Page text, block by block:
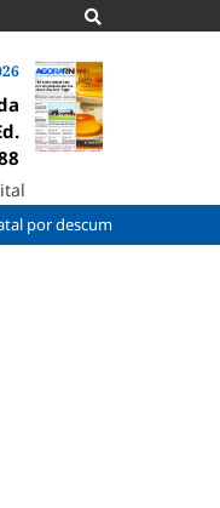
medida protetiva